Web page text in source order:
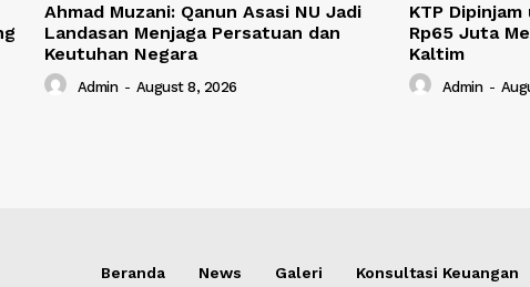
Ahmad Muzani: Qanun Asasi NU Jadi
Landasan Menjaga Persatuan dan
Keutuhan Negara
Admin - August 8, 2026
KTP
Rp65 Juta
Kaltim
Admin -
Beranda News Galeri Konsultasi Keuangan